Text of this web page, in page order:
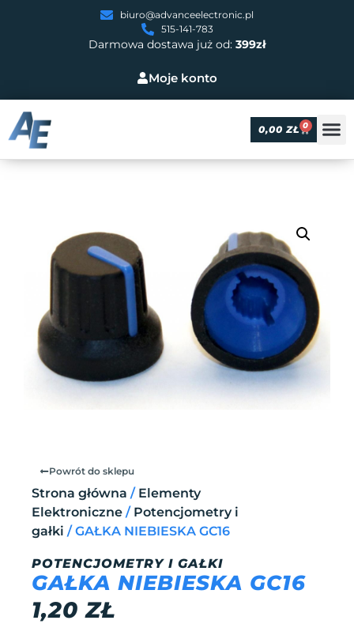
Moje konto
Darmowa dostawa już od: 399zł
biuro@advanceelectronic.pl
515-141-783
0,00 ZŁ 0
Powrót do sklepu
Strona główna / Elementy
Elektroniczne / Potencjometry i
gałki / GAŁKA NIEBIESKA GC16
POTENCJOMETRY I GAŁKI
GAŁKA NIEBIESKA GC16
1,20ZŁ